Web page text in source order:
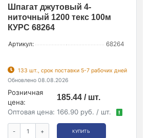
Шпагат джутовый 4-
ниточный 1200 текс 100м
КУРС 68264
Артикул: 68264
133 шт., срок поставки 5-7 рабочих дней
Обновлено 08.08.2026
Розничная
цена:
185.44 / шт.
Оптовая цена: 166.90 руб. / шт. !
- + КУПИТЬ